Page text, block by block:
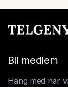
Bli medlem
Häng med när